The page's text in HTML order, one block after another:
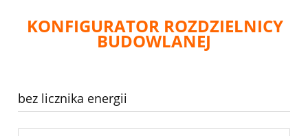
KONFIGURATOR ROZDZIELNICY
BUDOWLANEJ
bez licznika energii